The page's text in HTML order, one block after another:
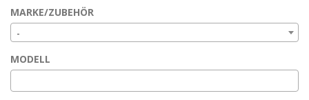
Elewind
Registrierung
MARKE/ZUBEHÖR
-
MODELL